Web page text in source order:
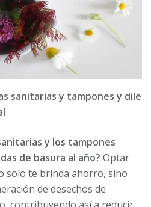
sanitarias y tampones y dile
y los tampones
de basura al año? Optar
solo te brinda ahorro, sino
de desechos de